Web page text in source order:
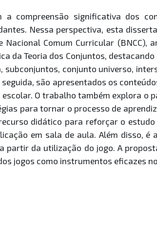
compreensão significativa dos
Nessa perspectiva, esta
Comum Curricular (BNCC),
da Teoria dos Conjuntos,
conjunto universo,
são apresentados os
O trabalho também explora o
para tornar o processo de
didático para reforçar o
em sala de aula. Além disso, é
partir da utilização do jogo. A
jogos como instrumentos eficazes